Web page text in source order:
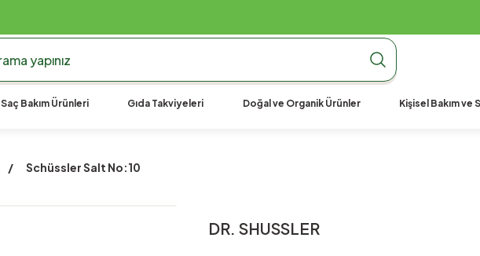
990 TL Üzeri Ücretsiz Kargo990 TL Üzeri Ücretsiz Kargo
Saç Bakım Ürünleri Gıda Takviyeleri Doğal ve Organik Ürünler Kişisel Bakım ve
Schüssler Salt No:10
DR. SHUSSLER